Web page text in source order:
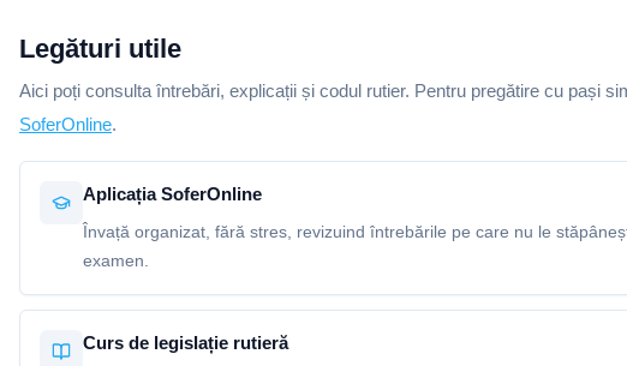
Legături utile
Aici poți consulta întrebări, explicații și codul rutier. Pentru pregătire cu pași
SoferOnline.
Aplicația SoferOnline
Învață organizat, fără stres, revizuind întrebările pe care nu le
examen.
Curs de legislație rutieră